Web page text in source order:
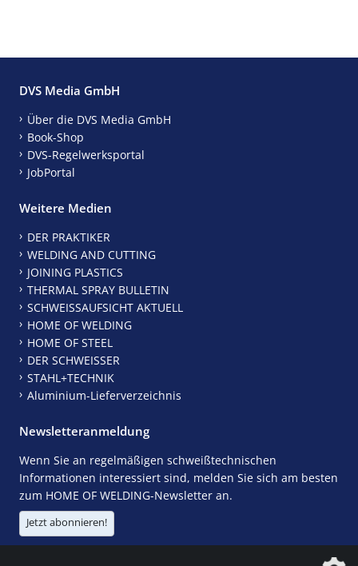
DVS Media GmbH
Über die DVS Media GmbH
Book-Shop
DVS-Regelwerksportal
JobPortal
Weitere Medien
DER PRAKTIKER
WELDING AND CUTTING
JOINING PLASTICS
THERMAL SPRAY BULLETIN
SCHWEISSAUFSICHT AKTUELL
HOME OF WELDING
HOME OF STEEL
DER SCHWEISSER
STAHL+TECHNIK
Aluminium-Lieferverzeichnis
Newsletteranmeldung
Wenn Sie an regelmäßigen schweißtechnischen
Informationen interessiert sind, melden Sie sich am besten
zum HOME OF WELDING-Newsletter an.
Jetzt abonnieren!